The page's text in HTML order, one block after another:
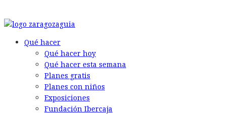
Qué hacer
Qué hacer hoy
Qué hacer esta semana
Planes gratis
Planes con niños
Exposiciones
Fundación Ibercaja